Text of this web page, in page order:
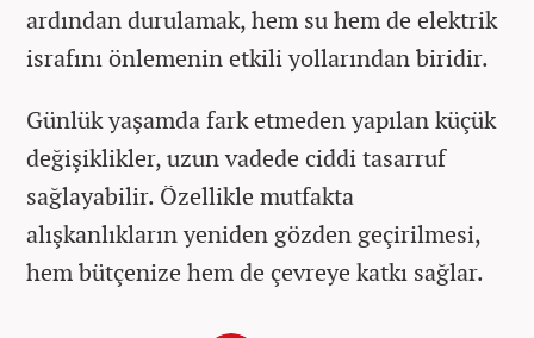
ardından durulamak, hem su hem de elektrik
israfını önlemenin etkili yollarından biridir.
Günlük yaşamda fark etmeden yapılan küçük
değişiklikler, uzun vadede ciddi tasarruf
sağlayabilir. Özellikle mutfakta
alışkanlıkların yeniden gözden geçirilmesi,
hem bütçenize hem de çevreye katkı sağlar.